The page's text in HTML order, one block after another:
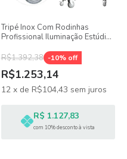
Tripé Inox Com Rodinhas
Profissional Iluminação Estúdio
R$1.392,38 -10% off
R$1.253,14
12 x de R$104,43 sem juros
R$ 1.127,83
com 10% desconto à vista